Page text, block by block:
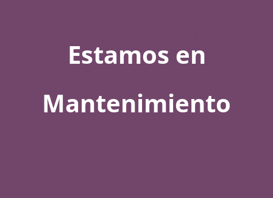
Estamos en
Mantenimiento